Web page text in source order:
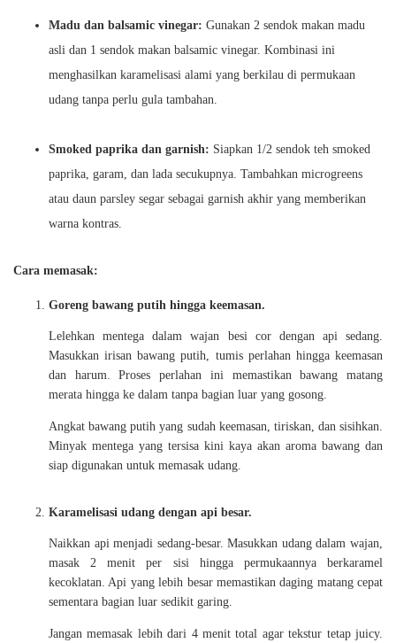
Madu dan balsamic vinegar: Gunakan 2 sendok makan madu
asli dan 1 sendok makan balsamic vinegar. Kombinasi ini
menghasilkan karamelisasi alami yang berkilau di permukaan
udang tanpa perlu gula tambahan.
Smoked paprika dan garnish: Siapkan 1/2 sendok teh smoked
paprika, garam, dan lada secukupnya. Tambahkan microgreens
atau daun parsley segar sebagai garnish akhir yang memberikan
warna kontras.
Cara memasak:
Goreng bawang putih hingga keemasan.
Lelehkan mentega dalam wajan besi cor dengan api sedang.
Masukkan irisan bawang putih, tumis perlahan hingga keemasan
dan harum. Proses perlahan ini memastikan bawang matang
merata hingga ke dalam tanpa bagian luar yang gosong.
Angkat bawang putih yang sudah keemasan, tiriskan, dan sisihkan.
Minyak mentega yang tersisa kini kaya akan aroma bawang dan
siap digunakan untuk memasak udang.
Karamelisasi udang dengan api besar.
Naikkan api menjadi sedang-besar. Masukkan udang dalam wajan,
masak 2 menit per sisi hingga permukaannya berkaramel
kecoklatan. Api yang lebih besar memastikan daging matang cepat
sementara bagian luar sedikit garing.
Jangan memasak lebih dari 4 menit total agar tekstur tetap juicy.